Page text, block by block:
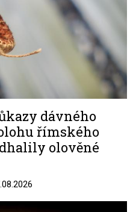
dávného
římského
olověné